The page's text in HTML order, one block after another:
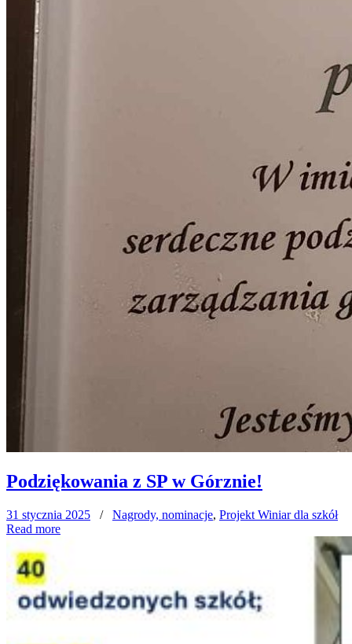
Podziękowania z SP w Górznie!
31 stycznia 2025 / Nagrody, nominacje, Projekt Winiar dla szkół
Read more